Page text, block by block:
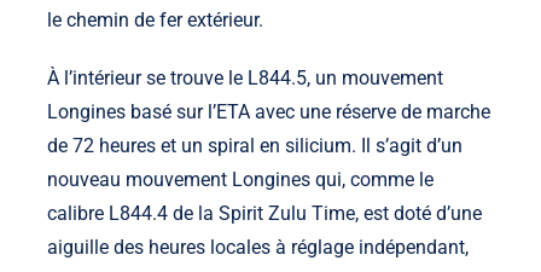
le chemin de fer extérieur.
À l’intérieur se trouve le L844.5, un mouvement
Longines basé sur l’ETA avec une réserve de marche
de 72 heures et un spiral en silicium. Il s’agit d’un
nouveau mouvement Longines qui, comme le
calibre L844.4 de la Spirit Zulu Time, est doté d’une
aiguille des heures locales à réglage indépendant,